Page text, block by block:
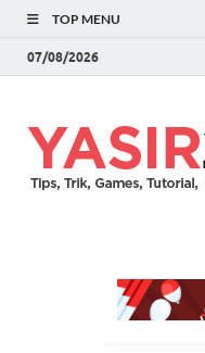
TOP MENU
07/08/2026